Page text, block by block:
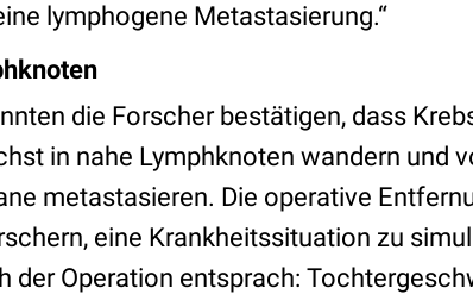
lymphogene Metastasierung.“
die Forscher bestätigen, dass
in nahe Lymphknoten wandern und
metastasieren. Die operative
eine Krankheitssituation zu
der Operation entsprach: